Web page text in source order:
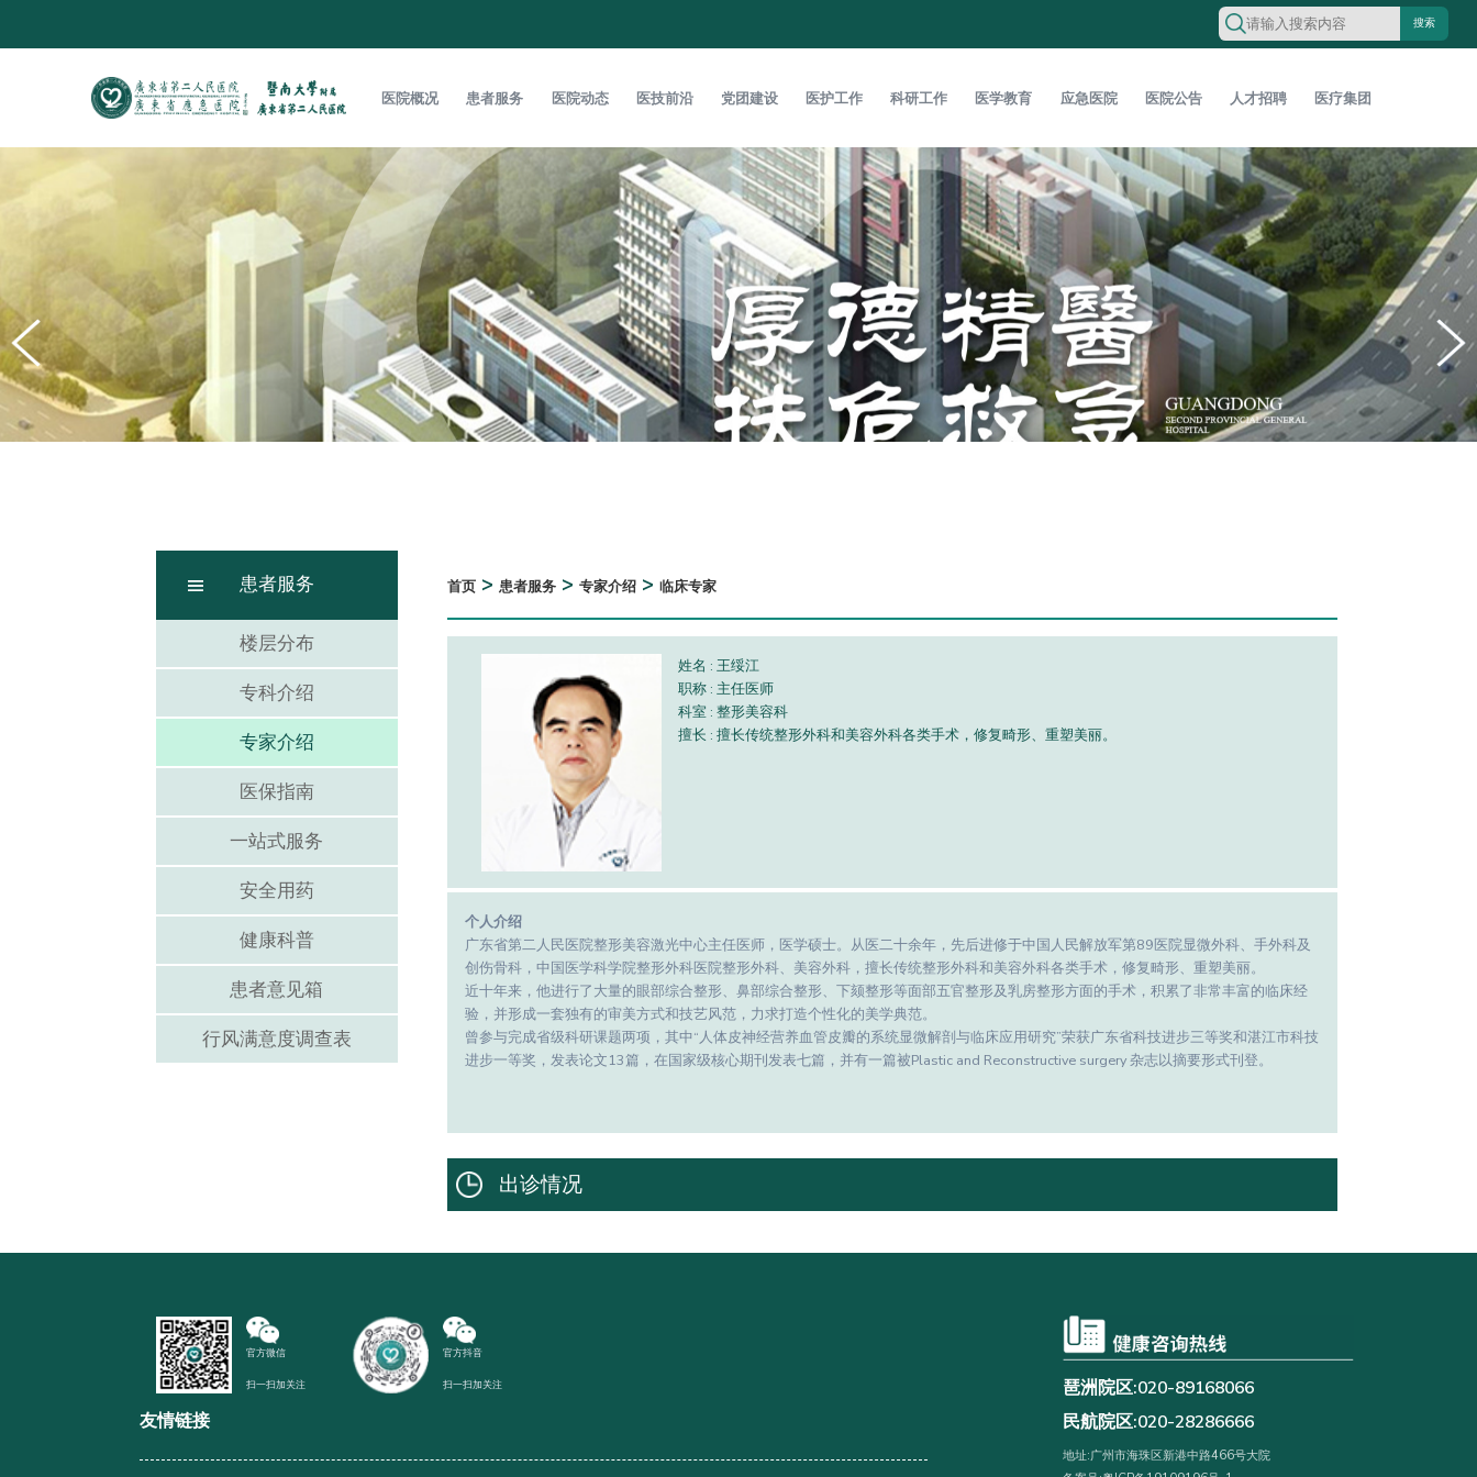
医院概况 患者服务 医院动态 医技前沿 党团建设 医护工作 科研工作 医学教育 应急医院 医院公告 人才招聘 医疗集团
搜索
患者服务
楼层分布
专科介绍
专家介绍
医保指南
一站式服务
安全用药
健康科普
患者意见箱
行风满意度调查表
首页 > 患者服务 > 专家介绍 > 临床专家
姓名 : 王绥江
职称 : 主任医师
科室 : 整形美容科
擅长 : 擅长传统整形外科和美容外科各类手术，修复畸形、重塑美丽。
个人介绍
广东省第二人民医院整形美容激光中心主任医师，医学硕士。从医二十余年，先后进修于中国人民解放军第89医院显微外科、手外科及
创伤骨科，中国医学科学院整形外科医院整形外科、美容外科，擅长传统整形外科和美容外科各类手术，修复畸形、重塑美丽。
近十年来，他进行了大量的眼部综合整形、鼻部综合整形、下颏整形等面部五官整形及乳房整形方面的手术，积累了非常丰富的临床经
验，并形成一套独有的审美方式和技艺风范，力求打造个性化的美学典范。
曾参与完成省级科研课题两项，其中“人体皮神经营养血管皮瓣的系统显微解剖与临床应用研究”荣获广东省科技进步三等奖和湛江市科技
进步一等奖，发表论文13篇，在国家级核心期刊发表七篇，并有一篇被Plastic and Reconstructive surgery 杂志以摘要形式刊登。
出诊情况
官方微信
扫一扫加关注
官方抖音
扫一扫加关注
友情链接
琶洲院区:020-89168066
民航院区:020-28286666
地址:广州市海珠区新港中路466号大院